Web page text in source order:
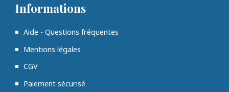
Informations
Aide - Questions fréquentes
Mentions légales
CGV
Paiement sécurisé